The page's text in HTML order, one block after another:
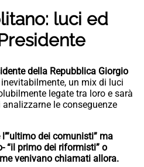
luci ed
della Repubblica Giorgio
un mix di luci
legate tra loro e sarà
le conseguenze
dei comunisti” ma
“il primo dei riformisti” o
venivano chiamati allora.